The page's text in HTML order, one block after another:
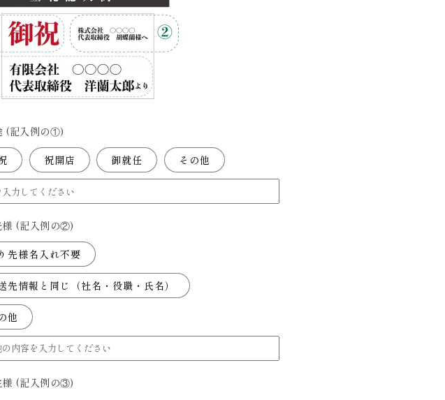
(記入例の①)
祝開店 御就任 その他
様 (記入例の②)
先様名入れ不要
先情報と同じ（社名・役職・氏名）
他
様 (記入例の③)